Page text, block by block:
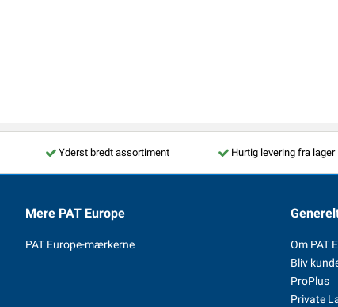
Yderst bredt assortiment Hurtig levering fra lager
Mere PAT Europe
PAT Europe-mærkerne
Om PAT
Bliv
ProPlus
Private